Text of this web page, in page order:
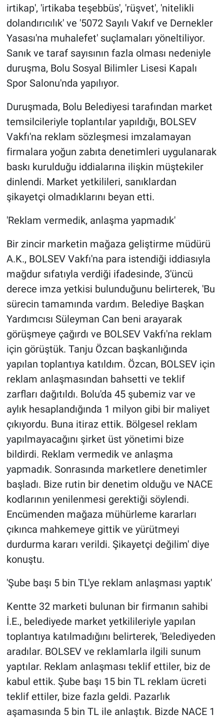
irtikap', 'irtikaba teşebbüs', 'rüşvet', 'nitelikli
dolandırıcılık' ve '5072 Sayılı Vakıf ve Dernekler
Yasası'na muhalefet' suçlamaları yöneltiliyor.
Sanık ve taraf sayısının fazla olması nedeniyle
duruşma, Bolu Sosyal Bilimler Lisesi Kapalı
Spor Salonu'nda yapılıyor.
Duruşmada, Bolu Belediyesi tarafından market
temsilcileriyle toplantılar yapıldığı, BOLSEV
Vakfı'na reklam sözleşmesi imzalamayan
firmalara yoğun zabıta denetimleri uygulanarak
baskı kurulduğu iddialarına ilişkin müştekiler
dinlendi. Market yetkilileri, sanıklardan
şikayetçi olmadıklarını beyan etti.
'Reklam vermedik, anlaşma yapmadık'
Bir zincir marketin mağaza geliştirme müdürü
A.K., BOLSEV Vakfı'na para istendiği iddiasıyla
mağdur sıfatıyla verdiği ifadesinde, 3'üncü
derece imza yetkisi bulunduğunu belirterek, 'Bu
sürecin tamamında vardım. Belediye Başkan
Yardımcısı Süleyman Can beni arayarak
görüşmeye çağırdı ve BOLSEV Vakfı'na reklam
için görüştük. Tanju Özcan başkanlığında
yapılan toplantıya katıldım. Özcan, BOLSEV için
reklam anlaşmasından bahsetti ve teklif
zarfları dağıtıldı. Bolu'da 45 şubemiz var ve
aylık hesaplandığında 1 milyon gibi bir maliyet
çıkıyordu. Buna itiraz ettik. Bölgesel reklam
yapılmayacağını şirket üst yönetimi bize
bildirdi. Reklam vermedik ve anlaşma
yapmadık. Sonrasında marketlere denetimler
başladı. Bize rutin bir denetim olduğu ve NACE
kodlarının yenilenmesi gerektiği söylendi.
Encümenden mağaza mühürleme kararları
çıkınca mahkemeye gittik ve yürütmeyi
durdurma kararı verildi. Şikayetçi değilim' diye
konuştu.
'Şube başı 5 bin TL'ye reklam anlaşması yaptık'
Kentte 32 marketi bulunan bir firmanın sahibi
İ.E., belediyede market yetkilileriyle yapılan
toplantıya katılmadığını belirterek, 'Belediyeden
aradılar. BOLSEV ve reklamlarla ilgili sunum
yaptılar. Reklam anlaşması teklif ettiler, biz de
kabul ettik. Şube başı 15 bin TL reklam ücreti
teklif ettiler, bize fazla geldi. Pazarlık
aşamasında 5 bin TL ile anlaştık. Bizde NACE 1